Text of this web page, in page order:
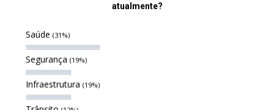
atualmente?
Saúde (31%)
Segurança (19%)
Infraestrutura (19%)